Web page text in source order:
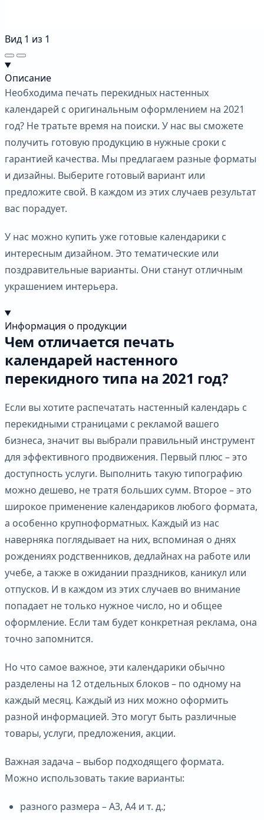
Вид 1 из 1
Описание
Необходима печать перекидных настенных
календарей с оригинальным оформлением на 2021
год? Не тратьте время на поиски. У нас вы сможете
получить готовую продукцию в нужные сроки с
гарантией качества. Мы предлагаем разные форматы
и дизайны. Выберите готовый вариант или
предложите свой. В каждом из этих случаев результат
вас порадует.
У нас можно купить уже готовые календарики с
интересным дизайном. Это тематические или
поздравительные варианты. Они станут отличным
украшением интерьера.
Информация о продукции
Чем отличается печать
календарей настенного
перекидного типа на 2021 год?
Если вы хотите распечатать настенный календарь с
перекидными страницами с рекламой вашего
бизнеса, значит вы выбрали правильный инструмент
для эффективного продвижения. Первый плюс – это
доступность услуги. Выполнить такую типографию
можно дешево, не тратя больших сумм. Второе – это
широкое применение календариков любого формата,
а особенно крупноформатных. Каждый из нас
наверняка поглядывает на них, вспоминая о днях
рождениях родственников, дедлайнах на работе или
учебе, а также в ожидании праздников, каникул или
отпусков. И в каждом из этих случаев во внимание
попадает не только нужное число, но и общее
оформление. Если там будет конкретная реклама, она
точно запомнится.
Но что самое важное, эти календарики обычно
разделены на 12 отдельных блоков – по одному на
каждый месяц. Каждый из них можно оформить
разной информацией. Это могут быть различные
товары, услуги, предложения, акции.
Важная задача – выбор подходящего формата.
Можно использовать такие варианты:
разного размера – А3, А4 и т. д.;